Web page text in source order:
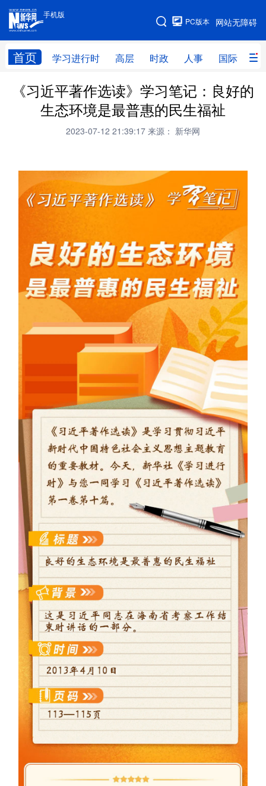
手机版
网站无障碍
PC版本
首页 学习进行时 高层 时政 人事 国际 财
手机版
网站地图
学习进行时 高层 时政 人事
国际 财经 网评 港澳
全球连线
文化 书画 健康 军事
政务
法律 中央文件 金融 汽车
食品 人居 信息化 数字经济
学术中国 乡村振兴 银龄 溯源中国
能源 会展
时尚 悦读
亚太网 上市公司
地方频道
天津 河北 山西
辽宁 吉林 上海 江苏
福建
山东 河南 湖北 湖南
广东 广西 海南
四川 贵州 云南 西藏
陕西 甘肃 青海 宁夏
新疆 内蒙古 黑龙江
多语种频道
English Español Français عربى
Русский язык 日本語 한국어
Português
《习近平著作选读》学习笔记：良好的
生态环境是最普惠的民生福祉
2023-07-12 21:39:17 来源： 新华网